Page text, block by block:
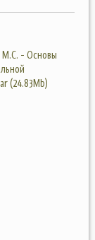
М.С. - Основы
(24.83Mb)